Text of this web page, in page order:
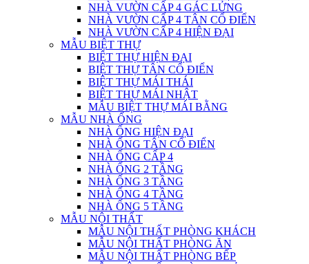
NHÀ VƯỜN CẤP 4 GÁC LỬNG
NHÀ VƯỜN CẤP 4 TÂN CỔ ĐIỂN
NHÀ VƯỜN CẤP 4 HIỆN ĐẠI
MẪU BIỆT THỰ
BIỆT THỰ HIỆN ĐẠI
BIỆT THỰ TÂN CỔ ĐIỂN
BIỆT THỰ MÁI THÁI
BIỆT THỰ MÁI NHẬT
MẪU BIỆT THỰ MÁI BẰNG
MẪU NHÀ ỐNG
NHÀ ỐNG HIỆN ĐẠI
NHÀ ỐNG TÂN CỔ ĐIỂN
NHÀ ỐNG CẤP 4
NHÀ ỐNG 2 TẦNG
NHÀ ỐNG 3 TẦNG
NHÀ ỐNG 4 TẦNG
NHÀ ỐNG 5 TẦNG
MẪU NỘI THẤT
MẪU NỘI THẤT PHÒNG KHÁCH
MẪU NỘI THẤT PHÒNG ĂN
MẪU NỘI THẤT PHÒNG BẾP